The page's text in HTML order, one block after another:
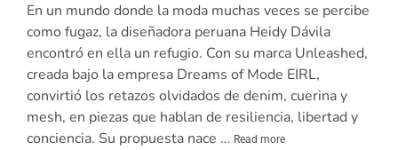
En un mundo donde la moda muchas veces se percibe
como fugaz, la diseñadora peruana Heidy Dávila
encontró en ella un refugio. Con su marca Unleashed,
creada bajo la empresa Dreams of Mode EIRL,
convirtió los retazos olvidados de denim, cuerina y
mesh, en piezas que hablan de resiliencia, libertad y
conciencia. Su propuesta nace … Read more